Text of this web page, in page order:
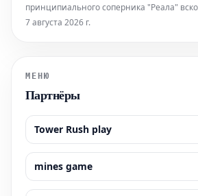
принципиального соперника "Реала"
европейский футбол, став главной темой
7 августа 2026 г.
МЕНЮ
Партнёры
Tower Rush play
mines game